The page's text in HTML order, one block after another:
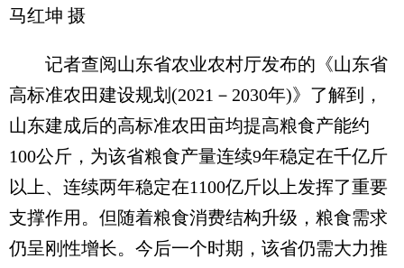
马红坤 摄
记者查阅山东省农业农村厅发布的《山东省
高标准农田建设规划(2021－2030年)》了解到，
山东建成后的高标准农田亩均提高粮食产能约
100公斤，为该省粮食产量连续9年稳定在千亿斤
以上、连续两年稳定在1100亿斤以上发挥了重要
支撑作用。但随着粮食消费结构升级，粮食需求
仍呈刚性增长。今后一个时期，该省仍需大力推